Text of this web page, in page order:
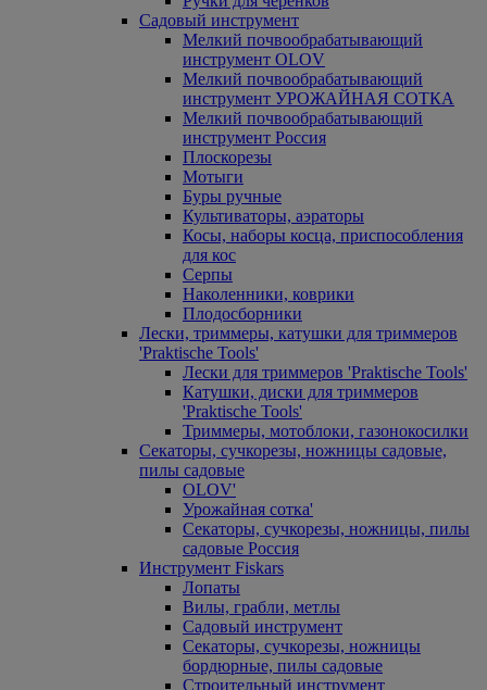
Садовый инструмент
Мелкий почвообрабатывающий
инструмент OLOV
Мелкий почвообрабатывающий
инструмент УРОЖАЙНАЯ СОТКА
Мелкий почвообрабатывающий
инструмент Россия
Плоскорезы
Мотыги
Буры ручные
Культиваторы, аэраторы
Косы, наборы косца, приспособления
для кос
Серпы
Наколенники, коврики
Плодосборники
Лески, триммеры, катушки для триммеров
'Praktische Tools'
Лески для триммеров 'Praktische Tools'
Катушки, диски для триммеров
'Praktische Tools'
Триммеры, мотоблоки, газонокосилки
Секаторы, сучкорезы, ножницы садовые,
пилы садовые
OLOV'
Урожайная сотка'
Секаторы, сучкорезы, ножницы, пилы
садовые Россия
Инструмент Fiskars
Лопаты
Вилы, грабли, метлы
Садовый инструмент
Секаторы, сучкорезы, ножницы
бордюрные, пилы садовые
Строительный инструмент